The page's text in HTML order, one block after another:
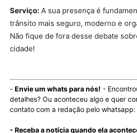
Serviço: A sua presença é
trânsito mais seguro, moderno e
Não fique de fora desse debate
cidade!
- Envie um whats para nós! -
detalhes? Ou aconteceu algo e quer
contato com a redação pelo whatsapp:
- Receba a notícia quando ela